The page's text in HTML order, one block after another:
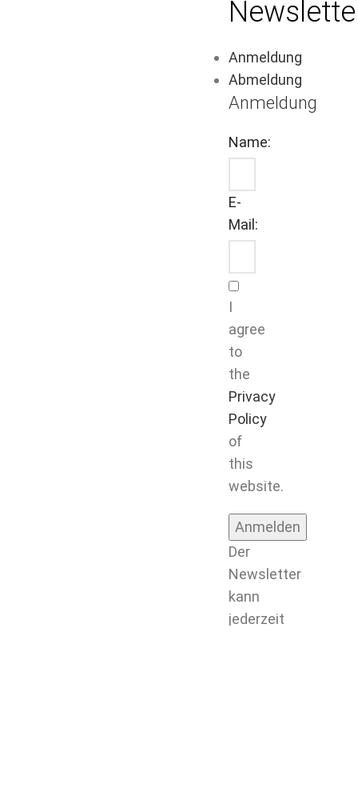
Anmeldung
Abmeldung
Anmeldung
Name:
E-
Mail:
I
agree
to
the
Privacy
Policy
of
this
website.
Der
Newsletter
kann
jederzeit